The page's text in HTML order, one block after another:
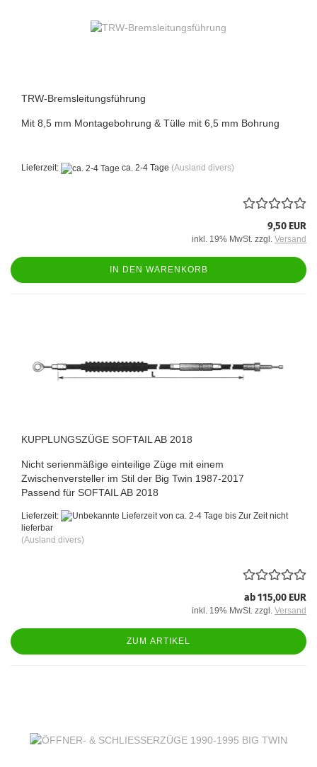
TRW-Bremsleitungsführung
Mit 8,5 mm Montagebohrung & Tülle mit 6,5 mm Bohrung
Lieferzeit: ca. 2-4 Tage (Ausland divers)
9,50 EUR
inkl. 19% MwSt. zzgl. Versand
IN DEN WARENKORB
KUPPLUNGSZÜGE SOFTAIL AB 2018
Nicht serienmäßige einteilige Züge mit einem
Zwischenversteller im Stil der Big Twin 1987-2017
Passend für SOFTAIL AB 2018
Lieferzeit:
von ca. 2-4 Tage bis Zur Zeit nicht
lieferbar
(Ausland divers)
ab 115,00 EUR
inkl. 19% MwSt. zzgl. Versand
ZUM ARTIKEL